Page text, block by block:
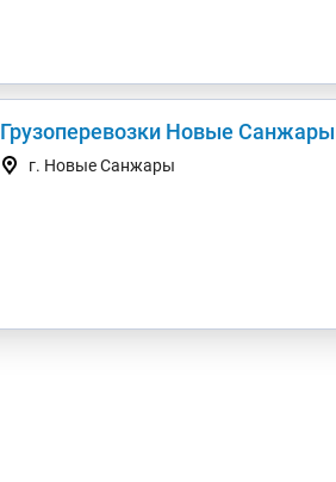
Грузоперевозки Новые
г. Новые Санжары